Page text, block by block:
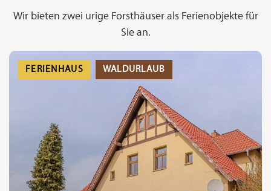
Wir bieten zwei urige Forsthäuser als Ferienobjekte für
Sie an.
FERIENHAUS WALDURLAUB